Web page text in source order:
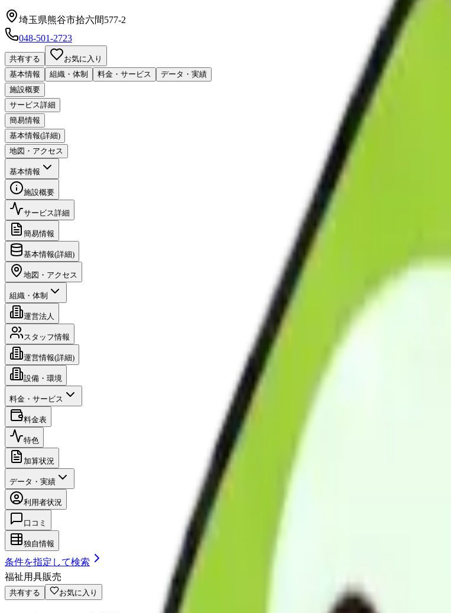
埼玉県熊谷市拾六間577-2
048-501-2723
共有する
お気に入り
基本情報
組織・体制 料金・サービス
データ・実績
施設概要
サービス詳細
簡易情報
基本情報(詳細)
地図・アクセス
基本情報
施設概要
サービス詳細
簡易情報
基本情報(詳細)
地図・アクセス
組織・体制
運営法人
スタッフ情報
運営情報(詳細)
設備・環境
料金・サービス
料金表
特色
加算状況
データ・実績
利用者状況
口コミ
独自情報
条件を指定して検索
福祉用具販売
共有する お気に入り